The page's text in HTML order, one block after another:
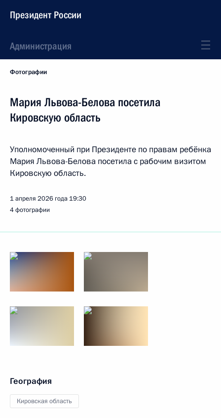
Президент России
Администрация
Фотографии
Мария Львова-Белова посетила
Кировскую область
Уполномоченный при Президенте по правам ребёнка
Мария Львова-Белова посетила с рабочим визитом
Кировскую область.
1 апреля 2026 года 19:30
4 фотографии
География
Кировская область